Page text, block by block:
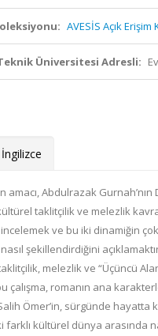
AVESİS Açık
Üniversitesi Adresli:
İngilizce
amacı, Abdulrazak
taklitçilik ve melezlik
ve bu iki dinamiğin
şekillendirdiğini
melezlik ve “Üçüncü
çalışma, romanın ana
Ömer’in, sürgünde hayatta
farklı kültürel dünya arasında